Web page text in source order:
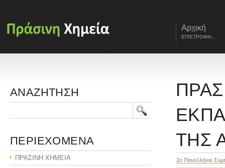
Αρχική
ΕΠΙΣΤΡΟΦΗ...
ΤΗΣ
2ο Πανελλήνιο
ΑΝΑΖΗΤΗΣΗ
ΠΕΡΙΕΧΟΜΕΝΑ
ΠΡΑΣΙΝΗ ΧΗΜΕΙΑ